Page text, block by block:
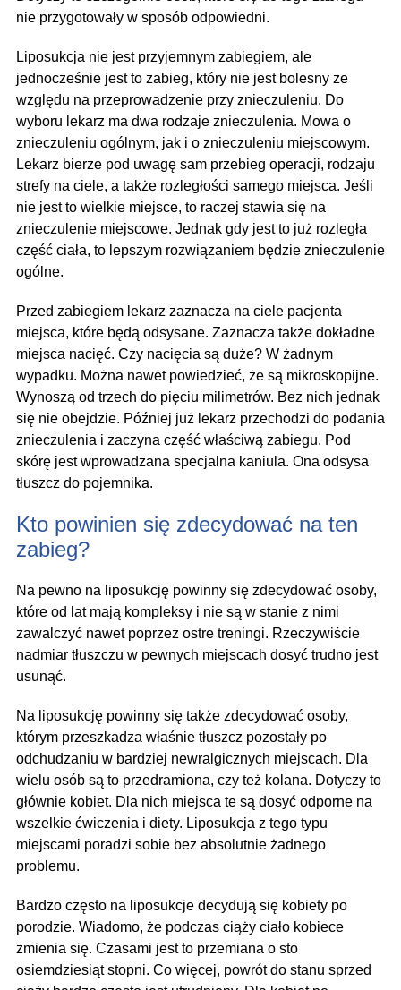
nie przygotowały w sposób odpowiedni.
Liposukcja nie jest przyjemnym zabiegiem, ale
jednocześnie jest to zabieg, który nie jest bolesny ze
względu na przeprowadzenie przy znieczuleniu. Do
wyboru lekarz ma dwa rodzaje znieczulenia. Mowa o
znieczuleniu ogólnym, jak i o znieczuleniu miejscowym.
Lekarz bierze pod uwagę sam przebieg operacji, rodzaju
strefy na ciele, a także rozległości samego miejsca. Jeśli
nie jest to wielkie miejsce, to raczej stawia się na
znieczulenie miejscowe. Jednak gdy jest to już rozległa
część ciała, to lepszym rozwiązaniem będzie znieczulenie
ogólne.
Przed zabiegiem lekarz zaznacza na ciele pacjenta
miejsca, które będą odsysane. Zaznacza także dokładne
miejsca nacięć. Czy nacięcia są duże? W żadnym
wypadku. Można nawet powiedzieć, że są mikroskopijne.
Wynoszą od trzech do pięciu milimetrów. Bez nich jednak
się nie obejdzie. Później już lekarz przechodzi do podania
znieczulenia i zaczyna część właściwą zabiegu. Pod
skórę jest wprowadzana specjalna kaniula. Ona odsysa
tłuszcz do pojemnika.
Kto powinien się zdecydować na ten
zabieg?
Na pewno na liposukcję powinny się zdecydować osoby,
które od lat mają kompleksy i nie są w stanie z nimi
zawalczyć nawet poprzez ostre treningi. Rzeczywiście
nadmiar tłuszczu w pewnych miejscach dosyć trudno jest
usunąć.
Na liposukcję powinny się także zdecydować osoby,
którym przeszkadza właśnie tłuszcz pozostały po
odchudzaniu w bardziej newralgicznych miejscach. Dla
wielu osób są to przedramiona, czy też kolana. Dotyczy to
głównie kobiet. Dla nich miejsca te są dosyć odporne na
wszelkie ćwiczenia i diety. Liposukcja z tego typu
miejscami poradzi sobie bez absolutnie żadnego
problemu.
Bardzo często na liposukcje decydują się kobiety po
porodzie. Wiadomo, że podczas ciąży ciało kobiece
zmienia się. Czasami jest to przemiana o sto
osiemdziesiąt stopni. Co więcej, powrót do stanu sprzed